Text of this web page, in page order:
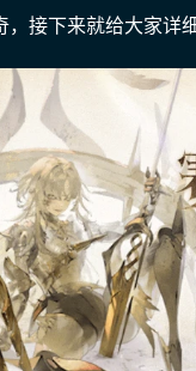
接下来就给大家详细